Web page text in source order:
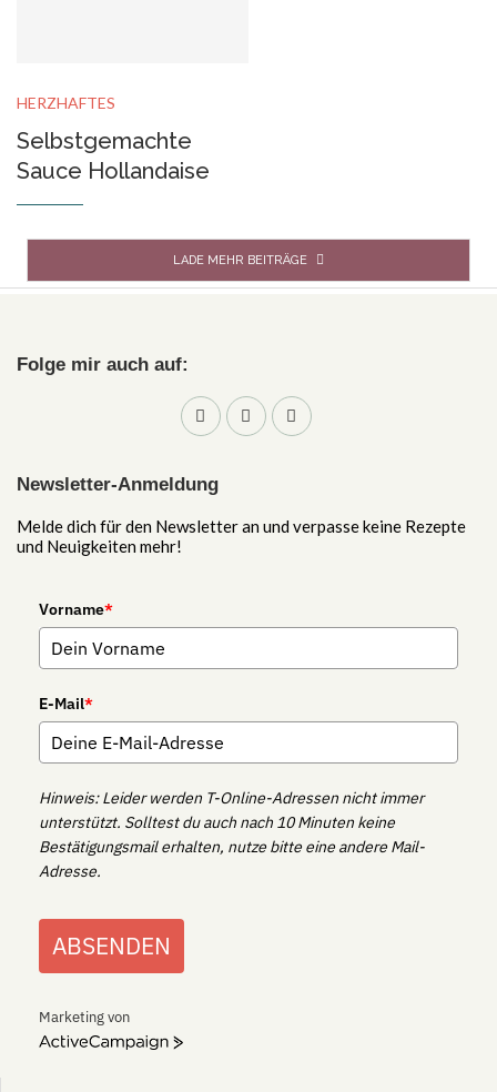
HERZHAFTES
Selbstgemachte
Sauce Hollandaise
LADE MEHR BEITRÄGE
Folge mir auch auf:
Newsletter-Anmeldung
Melde dich für den Newsletter an und verpasse keine Rezepte
und Neuigkeiten mehr!
Vorname*
E-Mail*
Hinweis: Leider werden T-Online-Adressen nicht immer
unterstützt. Solltest du auch nach 10 Minuten keine
Bestätigungsmail erhalten, nutze bitte eine andere Mail-
Adresse.
ABSENDEN
Marketing von
ActiveCampaign